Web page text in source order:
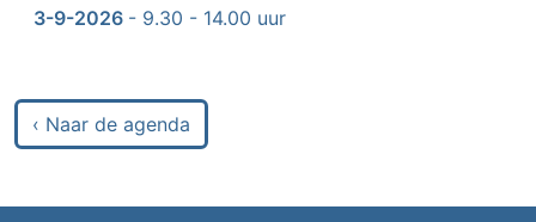
3-9-2026 - 9.30 - 14.00 uur
‹ Naar de agenda